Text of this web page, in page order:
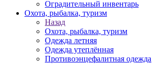
Оградительный инвентарь
Охота, рыбалка, туризм
Назад
Охота, рыбалка, туризм
Одежда летняя
Одежда утеплённая
Противоэнцефалитная одежда